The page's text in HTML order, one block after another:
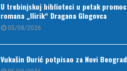
U trebinjskoj biblioteci u petak
romana „Ilirik“ Dragana Glogovca
05/08/2026
Vukašin Đurić potpisao za Novi Beograd